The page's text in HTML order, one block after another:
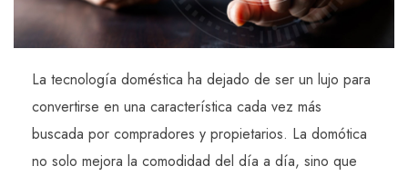
La tecnología doméstica ha dejado de ser un lujo para
convertirse en una característica cada vez más
buscada por compradores y propietarios. La domótica
no solo mejora la comodidad del día a día, sino que